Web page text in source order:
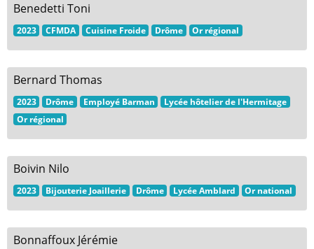
Benedetti Toni
2023 CFMDA Cuisine Froide Drôme Or régional
Bernard Thomas
2023 Drôme Employé Barman
Lycée hôtelier de l'Hermitage
Or régional
Boivin Nilo
2023 Bijouterie Joaillerie Drôme Lycée Amblard Or national
Bonnaffoux Jérémie